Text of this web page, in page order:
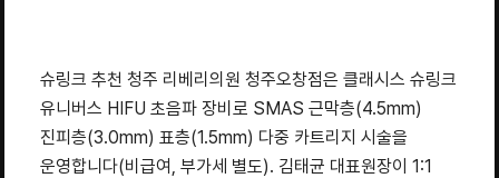
슈링크 추천 청주 리베리의원 청주오창점은 클래시스 슈링크
유니버스 HIFU 초음파 장비로 SMAS 근막층(4.5mm)
진피층(3.0mm) 표층(1.5mm) 다중 카트리지 시술을
운영합니다(비급여, 부가세 별도). 김태균 대표원장이 1:1